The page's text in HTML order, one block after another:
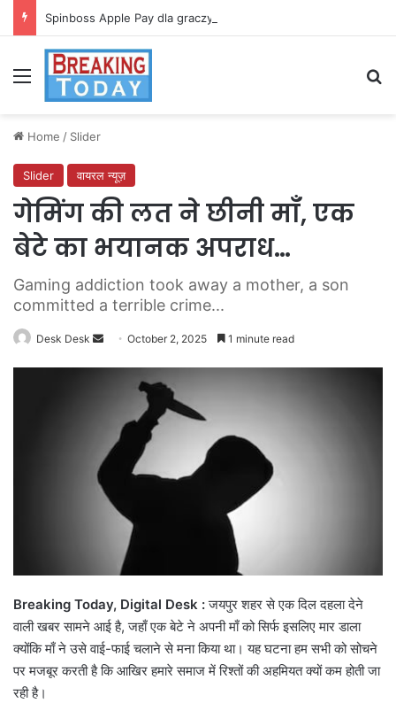
Spinboss Apple Pay dla graczy na iPhone
Menu
Home / Slider
Slider वायरल न्यूज़
गेमिंग की लत ने छीनी माँ, एक
बेटे का भयानक अपराध…
Gaming addiction took away a mother, a son
committed a terrible crime...
Desk Desk
SendOctober 2, 2025 1 minute read
Breaking Today, Digital Desk :जयपुर शहर से एक दिल दहला देने
वाली खबर सामने आई है, जहाँ एक बेटे ने अपनी माँ को सिर्फ इसलिए मार डाला
क्योंकि माँ ने उसे वाई-फाई चलाने से मना किया था। यह घटना हम सभी को सोचने
पर मजबूर करती है कि आखिर हमारे समाज में रिश्तों की अहमियत क्यों कम होती जा
रही है।